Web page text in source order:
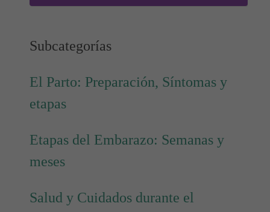
Subcategorías
El Parto: Preparación, Síntomas y
etapas
Etapas del Embarazo: Semanas y
meses
Salud y Cuidados durante el